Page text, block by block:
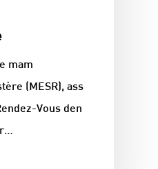
mam
(MESR), ass
Vous den